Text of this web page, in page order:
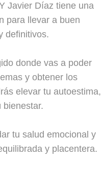
Javier Díaz tiene una
para llevar a buen
definitivos.
donde vas a poder
y obtener los
elevar tu autoestima,
bienestar.
tu salud emocional y
y placentera.